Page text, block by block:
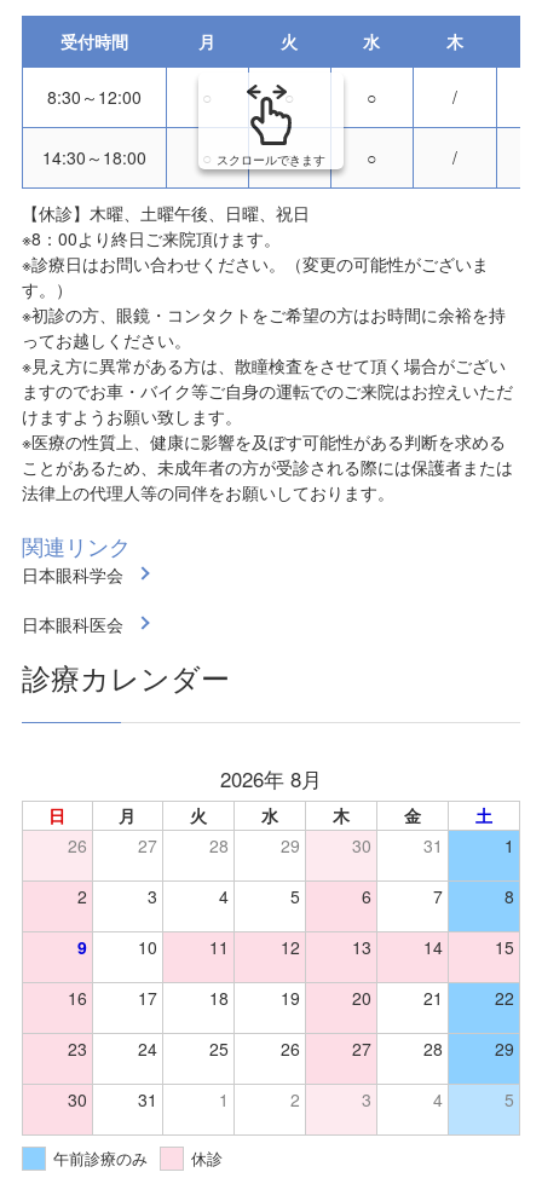
受付時間 月 火 水 木
8:30～12:00 ○ ○ ○ /
14:30～18:00 ○ ○ ○ /
スクロールできます
【休診】木曜、土曜午後、日曜、祝日
※8：00より終日ご来院頂けます。
※診療日はお問い合わせください。（変更の可能性がございま
す。）
※初診の方、眼鏡・コンタクトをご希望の方はお時間に余裕を持
ってお越しください。
※見え方に異常がある方は、散瞳検査をさせて頂く場合がござい
ますのでお車・バイク等ご自身の運転でのご来院はお控えいただ
けますようお願い致します。
※医療の性質上、健康に影響を及ぼす可能性がある判断を求める
ことがあるため、未成年者の方が受診される際には保護者または
法律上の代理人等の同伴をお願いしております。
関連リンク
日本眼科学会
日本眼科医会
診療カレンダー
2026年 8月
日 月 火 水 木 金
土
26
27 28 29 30 31 1
2 3 4 5 6 7 8
9 10 11 12 13 14 15
16 17 18 19 20 21 22
23 24 25 26 27 28 29
30 31 1 2 3 4 5
午前診療のみ 休診